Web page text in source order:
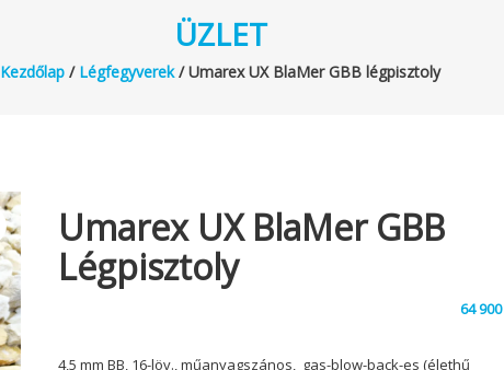
ÜZLET
Kezdőlap / Légfegyverek/ Umarex UX BlaMer GBB légpisztoly
Umarex UX BlaMer GBB
Légpisztoly
64 900
4,5 mm BB, 16-löv., műanyagszános, gas-blow-back-es (élethű